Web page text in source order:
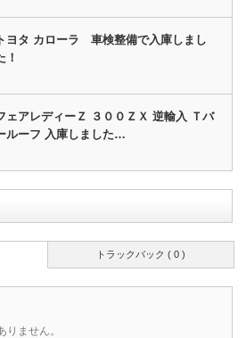
ヨタ カローラ 車検整備で入庫しまし
！
ェアレディーＺ ３００ＺＸ 逆輸入 Ｔバ
ルーフ 入庫しました…
トラックバック ( 0 )
りません。